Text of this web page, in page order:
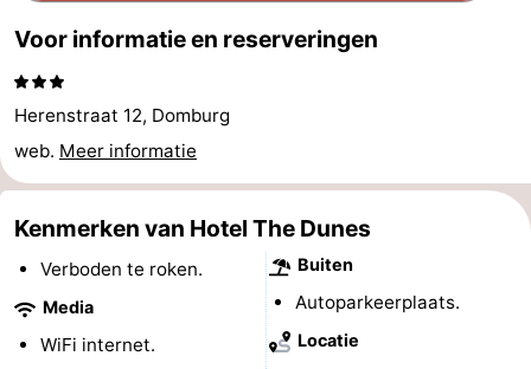
&
doen
Bezienswaardigheden
-
Musea
-
Monumenten
-
Vuurtorens
-
Uitkijkpunten
Attracties
Voor informatie en reserveringen
Herenstraat 12, Domburg
web. Meer informatie
Kenmerken van Hotel The Dunes
Verboden te roken.
Media
WiFi internet.
Buiten
Autoparkeerplaats.
Locatie